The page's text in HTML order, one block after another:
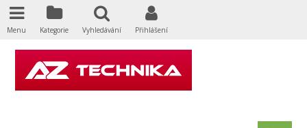
Menu Kategorie Vyhledávání Přihlášení